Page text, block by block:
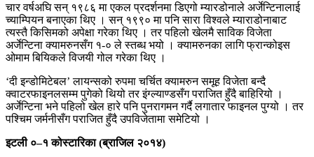
चार वर्षअघि सन् १९८६ मा एकल प्रदर्शनमा डिएगो म्यारडोनाले अर्जेन्टिनालाई
च्याम्पियन बनाएका थिए । सन् १९९० मा पनि सारा विश्वले म्याराडोनाबाट
त्यस्तै किसिमको अपेक्षा गरेका थिए । तर पहिलो खेलमै साविक विजेता
अर्जेन्टिना क्यामरुनसँग १-० ले स्तब्ध भयो । क्यामरुनका लागि फ्रान्कोइस
ओमाम बियिकले विजयी गोल गरेका थिए ।
‘दी इन्डोमिटेबल’ लायन्सको रुपमा चर्चित क्यामरुन समूह विजेता बन्दै
क्वाटरफाइनलसम्म पुगेको थियो तर इंग्ल्याण्डसँग पराजित हुँदै बाहिरियो ।
अर्जेन्टिना भने पहिलो खेल हारे पनि पुनरागमन गर्दै लगातार फाइनल पुग्‍यो । तर
पश्चिम जर्मनीसँग पराजित हुँदै उपविजेतामा समेटियो ।
इटली ०–१ कोस्टारिका (ब्राजिल २०१४)